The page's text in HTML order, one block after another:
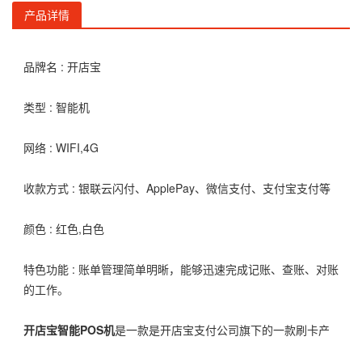
产品详情
品牌名 : 开店宝
类型 : 智能机
网络 : WIFI,4G
收款方式 : 银联云闪付、ApplePay、微信支付、支付宝支付等
颜色 : 红色,白色
特色功能 : 账单管理简单明晰，能够迅速完成记账、查账、对账
的工作。
开店宝智能POS机是一款是开店宝支付公司旗下的一款刷卡产